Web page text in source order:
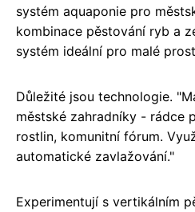
systém aquaponie pro
kombinace pěstování ryb a
systém ideální pro malé
Důležité jsou technologie.
městské zahradníky - rádce
rostlin, komunitní fórum.
automatické zavlažování."
Experimentují s vertikálním